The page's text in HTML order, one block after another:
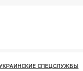
СПЕЦСЛУЖБЫ